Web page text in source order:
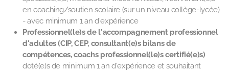
en coaching/soutien scolaire (sur un niveau collège-lycée)
- avec minimum 1 an d'expérience
Professionnel(le)s de l'accompagnement professionnel
d'adultes (CIP, CEP, consultant(e)s bilans de
compétences, coachs professionnel(le)s certifié(e)s)
doté(e)s de minimum 1 an d'expérience et souhaitant